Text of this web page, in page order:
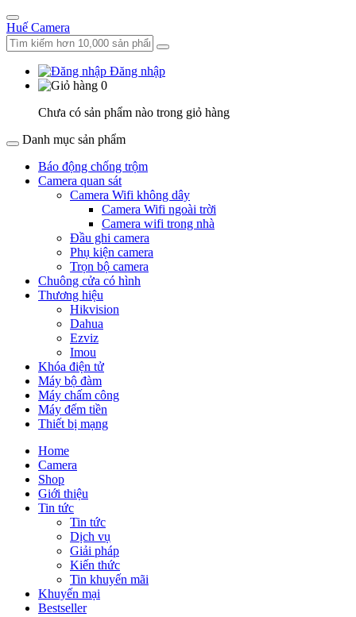
Huế Camera
Đăng nhập
0
Chưa có sản phẩm nào trong giỏ hàng
Danh mục sản phẩm
Báo động chống trộm
Camera quan sát
Camera Wifi không dây
Camera Wifi ngoài trời
Camera wifi trong nhà
Đầu ghi camera
Phụ kiện camera
Trọn bộ camera
Chuông cửa có hình
Thương hiệu
Hikvision
Dahua
Ezviz
Imou
Khóa điện tử
Máy bộ đàm
Máy chấm công
Máy đếm tiền
Thiết bị mạng
Home
Camera
Shop
Giới thiệu
Tin tức
Tin tức
Dịch vụ
Giải pháp
Kiến thức
Tin khuyến mãi
Khuyến mại
Bestseller